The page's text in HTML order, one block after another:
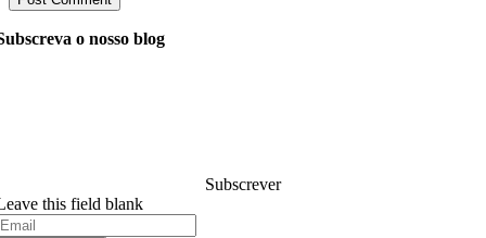
o nosso blog
Subscrever
this field blank